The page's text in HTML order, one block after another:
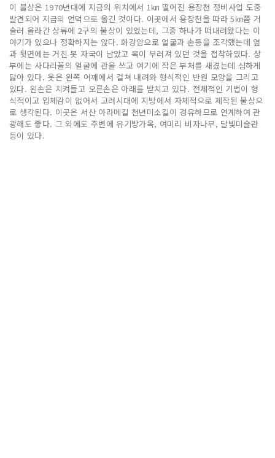
이 불상은 1970년대에 지금의 위치에서 1㎞ 떨어진 용장천 정비사업 도중
발견되어 지금의 언덕으로 옮긴 것이다. 이곳에서 용장천을 따라 5㎞쯤 거
슬러 올라간 상류에 2구의 불상이 있었는데, 그중 하나가 떠내려왔다는 이
야기가 있으나 정확하지는 않다. 화강암으로 얼굴과 손등을 조각했는데 옆
과 뒷면에는 거친 못 자국이 남았고 목이 부러져 있던 것을 접착하였다. 상
부에는 사다리꼴의 얼굴에 관을 쓰고 여기에 작은 부처를 새겼는데 심하게
닳아 있다. 옷은 왼쪽 어깨에서 걸쳐 내려와 형식적인 반원 모양을 그리고
있다. 왼손은 치켜들고 오른손은 아래를 받치고 있다. 전체적인 기법이 형
식적이고 입체감이 없어서 고려시대에 지방에서 자체적으로 제작된 불상으
로 생각된다. 이곳은 서산 아라메길 천년미소길이 경유하므로 연계하여 관
광해도 좋다. 그 외에도 주변에 유기방가옥, 여미리 비자나무, 달빛미술관
등이 있다.